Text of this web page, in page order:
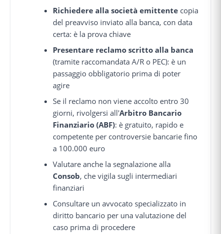
Richiedere alla società emittente copia
del preavviso inviato alla banca, con data
certa: è la prova chiave
Presentare reclamo scritto alla banca
(tramite raccomandata A/R o PEC): è un
passaggio obbligatorio prima di poter
agire
Se il reclamo non viene accolto entro 30
giorni, rivolgersi all'Arbitro Bancario
Finanziario (ABF): è gratuito, rapido e
competente per controversie bancarie fino
a 100.000 euro
Valutare anche la segnalazione alla
Consob, che vigila sugli intermediari
finanziari
Consultare un avvocato specializzato in
diritto bancario per una valutazione del
caso prima di procedere